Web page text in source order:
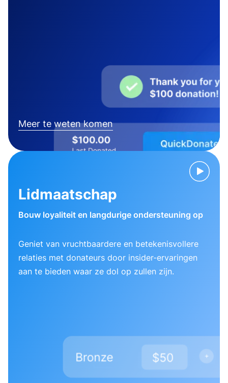
Meer te weten komen
Lidmaatschap
Bouw loyaliteit en langdurige ondersteuning op
Geniet van vruchtbaardere en betekenisvollere
relaties met donateurs door insider-ervaringen
aan te bieden waar ze dol op zullen zijn.